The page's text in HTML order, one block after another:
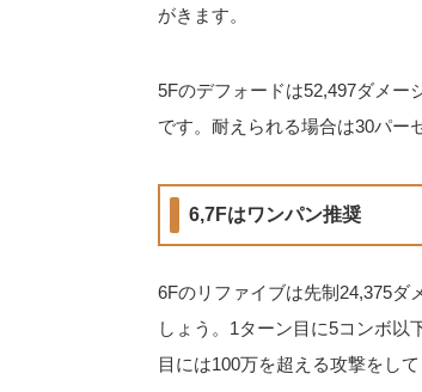
がきます。
5Fのデフォードは52,497ダメー
です。耐えられる場合は30パー
6,7Fはワンパン推奨
6Fのリファイブは先制24,375ダ
しょう。1ターン目に5コンボ以
目には100万を超える攻撃をして